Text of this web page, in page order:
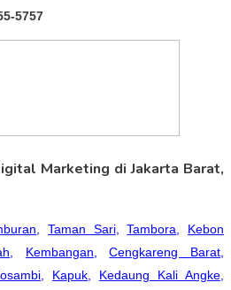
5757
Marketing di Jakarta Barat,
,Taman Sari,Tambora, Kebon
, Kembangan,Cengkareng Barat,
, Kapuk, Kedaung Kali Angke,